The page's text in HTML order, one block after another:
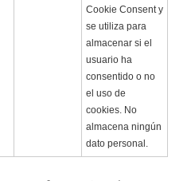
Cookie Consent y
se utiliza para
almacenar si el
usuario ha
consentido o no
el uso de
cookies. No
almacena ningún
dato personal.